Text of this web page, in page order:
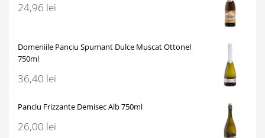
24,96 lei
Domeniile Panciu Spumant Dulce Muscat Ottonel
750ml
36,40 lei
Panciu Frizzante Demisec Alb 750ml
26,00 lei